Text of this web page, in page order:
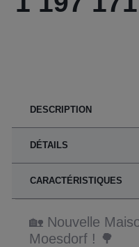
DESCRIPTION
DÉTAILS
CARACTÉRISTIQUES
🏡 Nouvelle
Moesdorf ! 🌳